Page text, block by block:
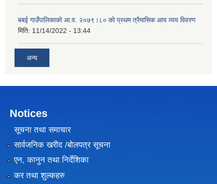
बबई गाउँपालिकाको आ.व. २०७९।८० को प्रथम त्रैमासिक आय व्यय विवरण
मिति: 11/14/2022 - 13:44
अन्य
Notices
सूचना तथा समाचार
सार्वजनिक खरीद /बोलपत्र सूचना
एन, कानुन तथा निर्देशिका
कर तथा शुल्कहरु